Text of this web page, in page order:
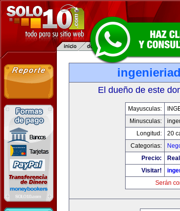
El dueño de este
Mayusculas:
Minusculas:
Longitud:
20
Categorias:
Precio:
Visitar!
Serán